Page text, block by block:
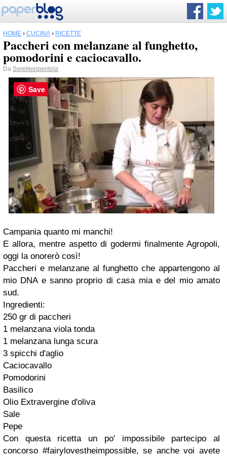
HOME › CUCINA › RICETTE
Paccheri con melanzane al funghetto,
pomodorini e caciocavallo.
Da Sorelleinpentola
Campania quanto mi manchi!
E allora, mentre aspetto di godermi finalmente Agropoli,
oggi la onorerò così!
Paccheri e melanzane al funghetto che appartengono al
mio DNA e sanno proprio di casa mia e del mio amato
sud.
Ingredienti:
250 gr di paccheri
1 melanzana viola tonda
1 melanzana lunga scura
3 spicchi d'aglio
Caciocavallo
Pomodorini
Basilico
Olio Extravergine d'oliva
Sale
Pepe
Con questa ricetta un po' impossibile partecipo al
concorso #fairylovestheimpossible, se anche voi avete
Save